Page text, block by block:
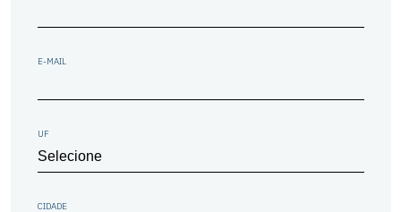
E-MAIL
UF
CIDADE